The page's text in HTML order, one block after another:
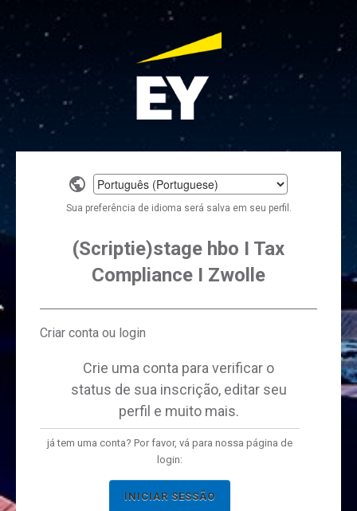
Select
a
language
Sua preferência de idioma será salva em seu perfil.
(Scriptie)stage hbo I Tax
Compliance I Zwolle
Criar conta ou login
Crie uma conta para verificar o
status de sua inscrição, editar seu
perfil e muito mais.
já tem uma conta? Por favor, vá para nossa página de
login:
INICIAR SESSÃO